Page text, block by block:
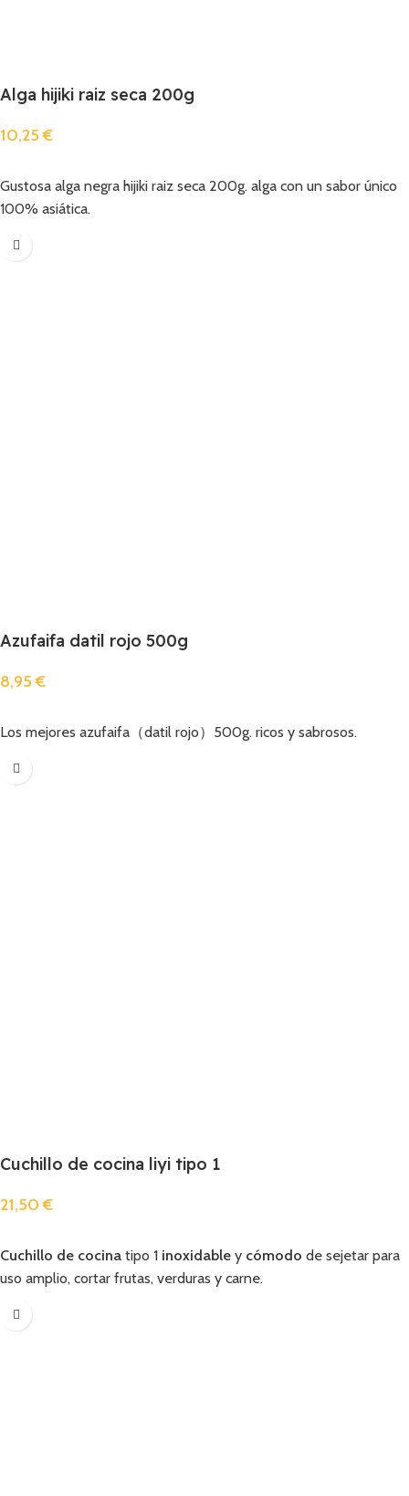
Alga hijiki raiz seca 200g
10,25€
Gustosa alga negra hijiki raiz seca 200g. alga con un sabor único
100% asiática.
Azufaifa datil rojo 500g
8,95€
Los mejores azufaifa（datil rojo）500g. ricos y sabrosos.
Cuchillo de cocina liyi tipo 1
21,50€
Cuchillo de cocina tipo 1 inoxidable y cómodo de sejetar para
uso amplio, cortar frutas, verduras y carne.